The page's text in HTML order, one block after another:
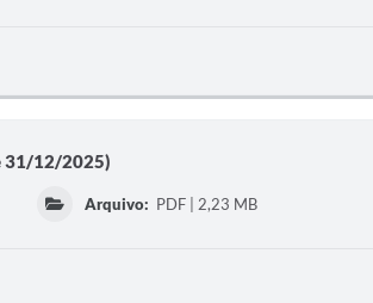
31/12/2025)
Arquivo: PDF | 2,23 MB